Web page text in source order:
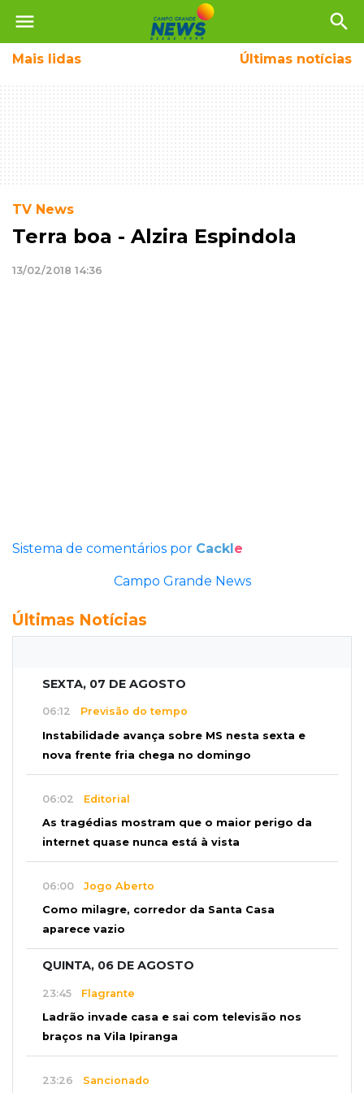
menu search
Mais lidas Últimas notícias
TV News
Terra boa - Alzira Espindola
13/02/2018 14:36
Sistema de comentários por Cackle
Campo Grande News
Últimas Notícias
SEXTA, 07 DE AGOSTO
06:12 Previsão do tempo
Instabilidade avança sobre MS nesta sexta e
nova frente fria chega no domingo
06:02 Editorial
As tragédias mostram que o maior perigo da
internet quase nunca está à vista
06:00 Jogo Aberto
Como milagre, corredor da Santa Casa
aparece vazio
QUINTA, 06 DE AGOSTO
23:45 Flagrante
Ladrão invade casa e sai com televisão nos
braços na Vila Ipiranga
23:26 Sancionado